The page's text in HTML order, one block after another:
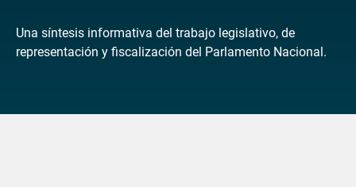
Una síntesis informativa del trabajo legislativo, de
representación y fiscalización del Parlamento Nacional.